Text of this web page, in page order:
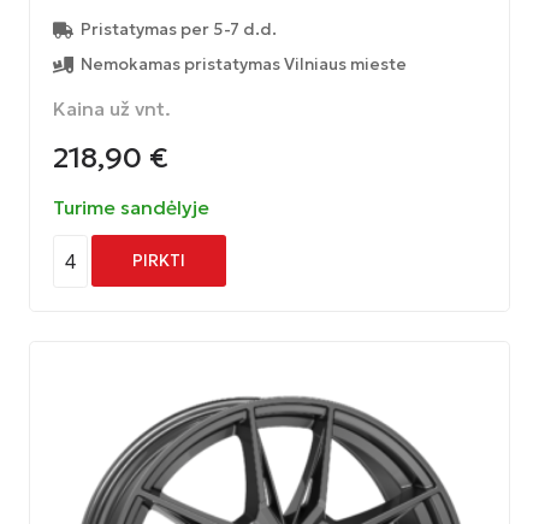
Pristatymas per 5-7 d.d.
Nemokamas pristatymas Vilniaus mieste
Kaina už vnt.
218,90 €
Turime sandėlyje
4 PIRKTI